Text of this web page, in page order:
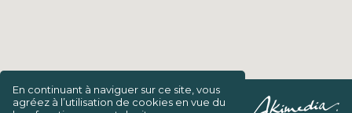
En continuant à naviguer sur ce site, vous
agréez à l’utilisation de cookies en vue du
Confidentialité/Charte de vie privée